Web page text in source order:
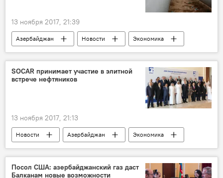
13 ноября 2017, 21:39
Азербайджан Новости
Экономика
SOCAR
Трубопровод Баку-Тбилиси-Джейхан
SOCAR принимает участие в элитной
встрече нефтяников
13 ноября 2017, 21:13
Новости Азербайджан
Экономика
ОАЭ
Ровнаг Абдуллаев
SOCAR
круглый стол
Посол США: азербайджанский газ даст
Балканам новые возможности